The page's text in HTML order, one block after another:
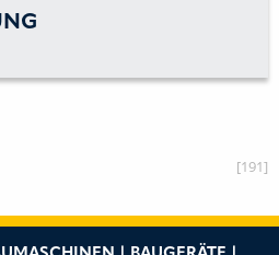
[191]